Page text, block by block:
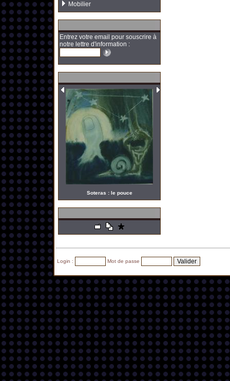
Mobilier
Entrez votre email pour souscrire à
notre lettre d'information :
Soteras : le pouce
Login : Mot de passe